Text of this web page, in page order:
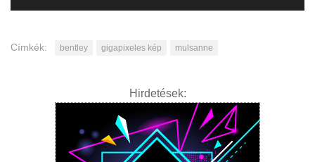
Címkék: bentley gigapixeles kép mulsanne
Hirdetések: